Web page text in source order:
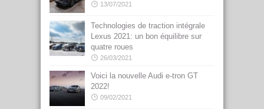
13/07/2021
Technologies de traction intégrale
Lexus 2021: un bon équilibre sur
quatre roues
26/03/2021
Voici la nouvelle Audi e-tron GT
2022!
09/02/2021